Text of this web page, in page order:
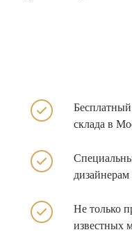
склада в
дизайнерам
Не только
известных